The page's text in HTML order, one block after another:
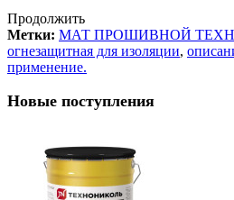
Продолжить
Метки: МАТ ПРОШИВНОЙ ТЕХНО
огнезащитная для изоляции,
применение.
Новые поступления